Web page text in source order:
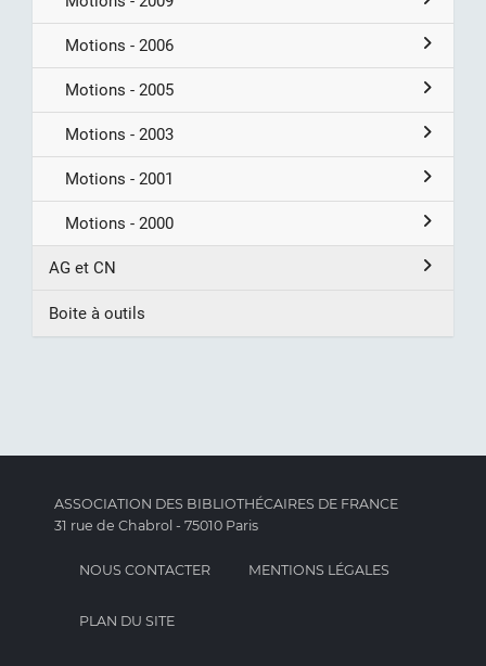
Motions - 2006
Motions - 2005
Motions - 2003
Motions - 2001
Motions - 2000
AG et CN
Boite à outils
ASSOCIATION DES BIBLIOTHÉCAIRES DE FRANCE
31 rue de Chabrol - 75010 Paris
NOUS CONTACTER MENTIONS LÉGALES
PLAN DU SITE